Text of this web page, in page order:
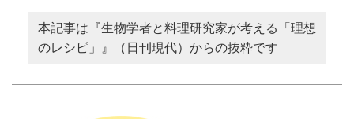
本記事は『生物学者と料理研究家が考える「理想
のレシピ」』（日刊現代）からの抜粋です